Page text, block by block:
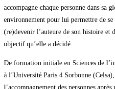
accompagne chaque personne dans sa
environnement pour lui permettre de se
(re)devenir l’auteure de son histoire et
objectif qu’elle a décidé.
De formation initiale en Sciences de
à l’Université Paris 4 Sorbonne
l’accompagnement des personnes